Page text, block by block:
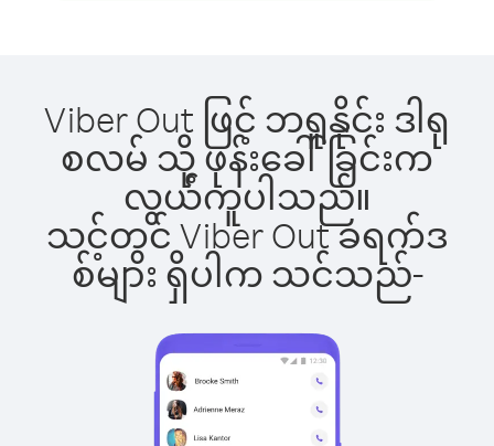
Viber Out ဖြင့် ဘရူနိုင်း ဒါရု
စလမ် သို့ ဖုန်းခေါ်ခြင်းက
လွယ်ကူပါသည်။
သင့်တွင် Viber Out ခရက်ဒ
စ်များ ရှိပါက သင်သည်-